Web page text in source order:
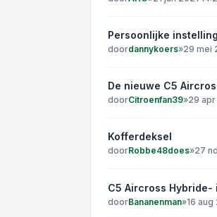
Persoonlijke
doordannykoers»29 mei
De nieuwe C5
doorCitroenfan39»29
Kofferdeksel
doorRobbe48does»27
C5 Aircross
doorBananenman»16 aug